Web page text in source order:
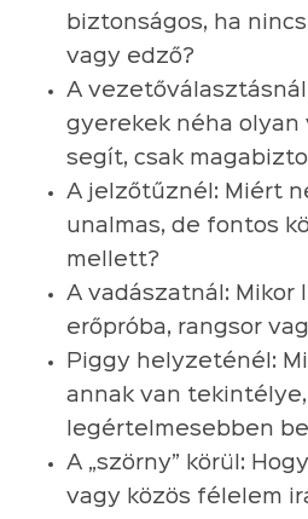
biztonságos, ha
vagy edző?
A
gyerekek néha olyan
segít, csak
A jelzőtűznél: Miért
unalmas, de fontos
mellett?
A vadászatnál: Mikor
erőpróba, rangsor
Piggy helyzeténél:
annak van tekintélye,
legértelmesebben
A „szörny” körül:
vagy közös félelem